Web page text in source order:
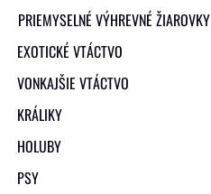
PRIEMYSELNÉ VÝHREVNÉ ŽIAROVKY
EXOTICKÉ VTÁCTVO
VONKAJŠIE VTÁCTVO
KRÁLIKY
HOLUBY
PSY